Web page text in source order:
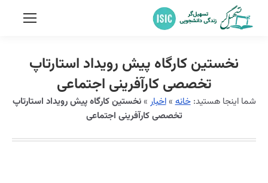
نخستین کارگاه پیش رویداد استارتاپ
تخصصی کارآفرینی اجتماعی
شما اینجا هستید:خانه»اخبار »نخستین کارگاه پیش رویداد استارتاپ
تخصصی کارآفرینی اجتماعی